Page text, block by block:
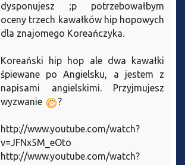
dysponujesz ;p potrzebowałbym
oceny trzech kawałków hip hopowych
dla znajomego Koreańczyka.
Koreański hip hop ale dwa kawałki
śpiewane po Angielsku, a jestem z
napisami angielskimi. Przyjmujesz
wyzwanie
?
http://www.youtube.com/watch?
v=JFNx5M_eOto
http://www.youtube.com/watch?